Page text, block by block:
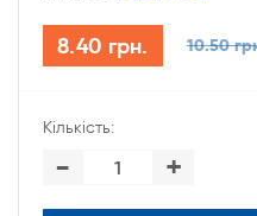
8.40 грн. 10.50
Кількість:
- +